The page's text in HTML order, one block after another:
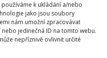
k ukládání a/nebo
jako jsou soubory
nám umožní zpracovávat
jedinečná ID na tomto webu.
nepříznivě ovlivnit určité